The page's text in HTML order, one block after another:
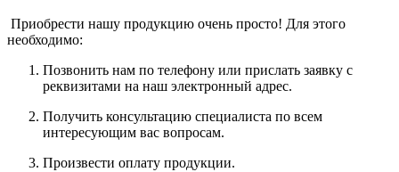
Приобрести нашу продукцию очень просто! Для этого
необходимо:
Позвонить нам по телефону или прислать заявку с
реквизитами на наш электронный адрес.
Получить консультацию специалиста по всем
интересующим вас вопросам.
Произвести оплату продукции.